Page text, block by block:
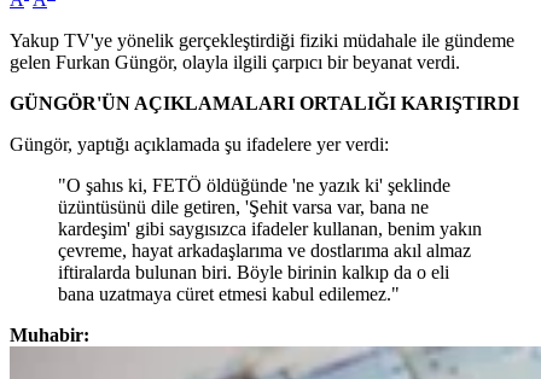
Yakup TV'ye yönelik gerçekleştirdiği fiziki müdahale ile gündeme
gelen Furkan Güngör, olayla ilgili çarpıcı bir beyanat verdi.
GÜNGÖR'ÜN AÇIKLAMALARI ORTALIĞI KARIŞTIRDI
Güngör, yaptığı açıklamada şu ifadelere yer verdi:
"O şahıs ki, FETÖ öldüğünde 'ne yazık ki' şeklinde
üzüntüsünü dile getiren, 'Şehit varsa var, bana ne
kardeşim' gibi saygısızca ifadeler kullanan, benim yakın
çevreme, hayat arkadaşlarıma ve dostlarıma akıl almaz
iftiralarda bulunan biri. Böyle birinin kalkıp da o eli
bana uzatmaya cüret etmesi kabul edilemez."
Muhabir: